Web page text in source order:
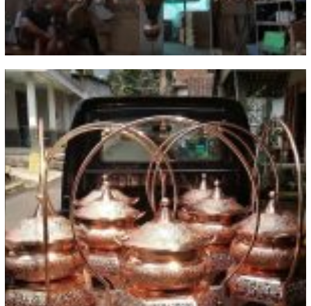
Kerajinan tembaga untuk kebutuhan
rumah tangga